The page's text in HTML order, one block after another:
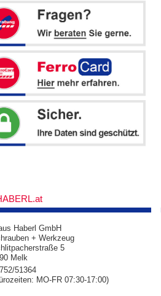
Haberl GmbH
+ Werkzeug
5
Melk
51364
MO-FR 07:30-17:00)